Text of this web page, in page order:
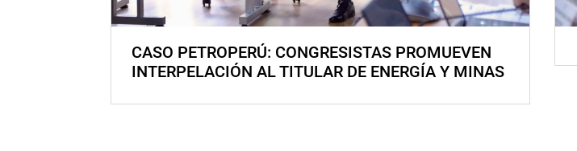
CASO PETROPERÚ: CONGRESISTAS PROMUEVEN
INTERPELACIÓN AL TITULAR DE ENERGÍA Y MINAS